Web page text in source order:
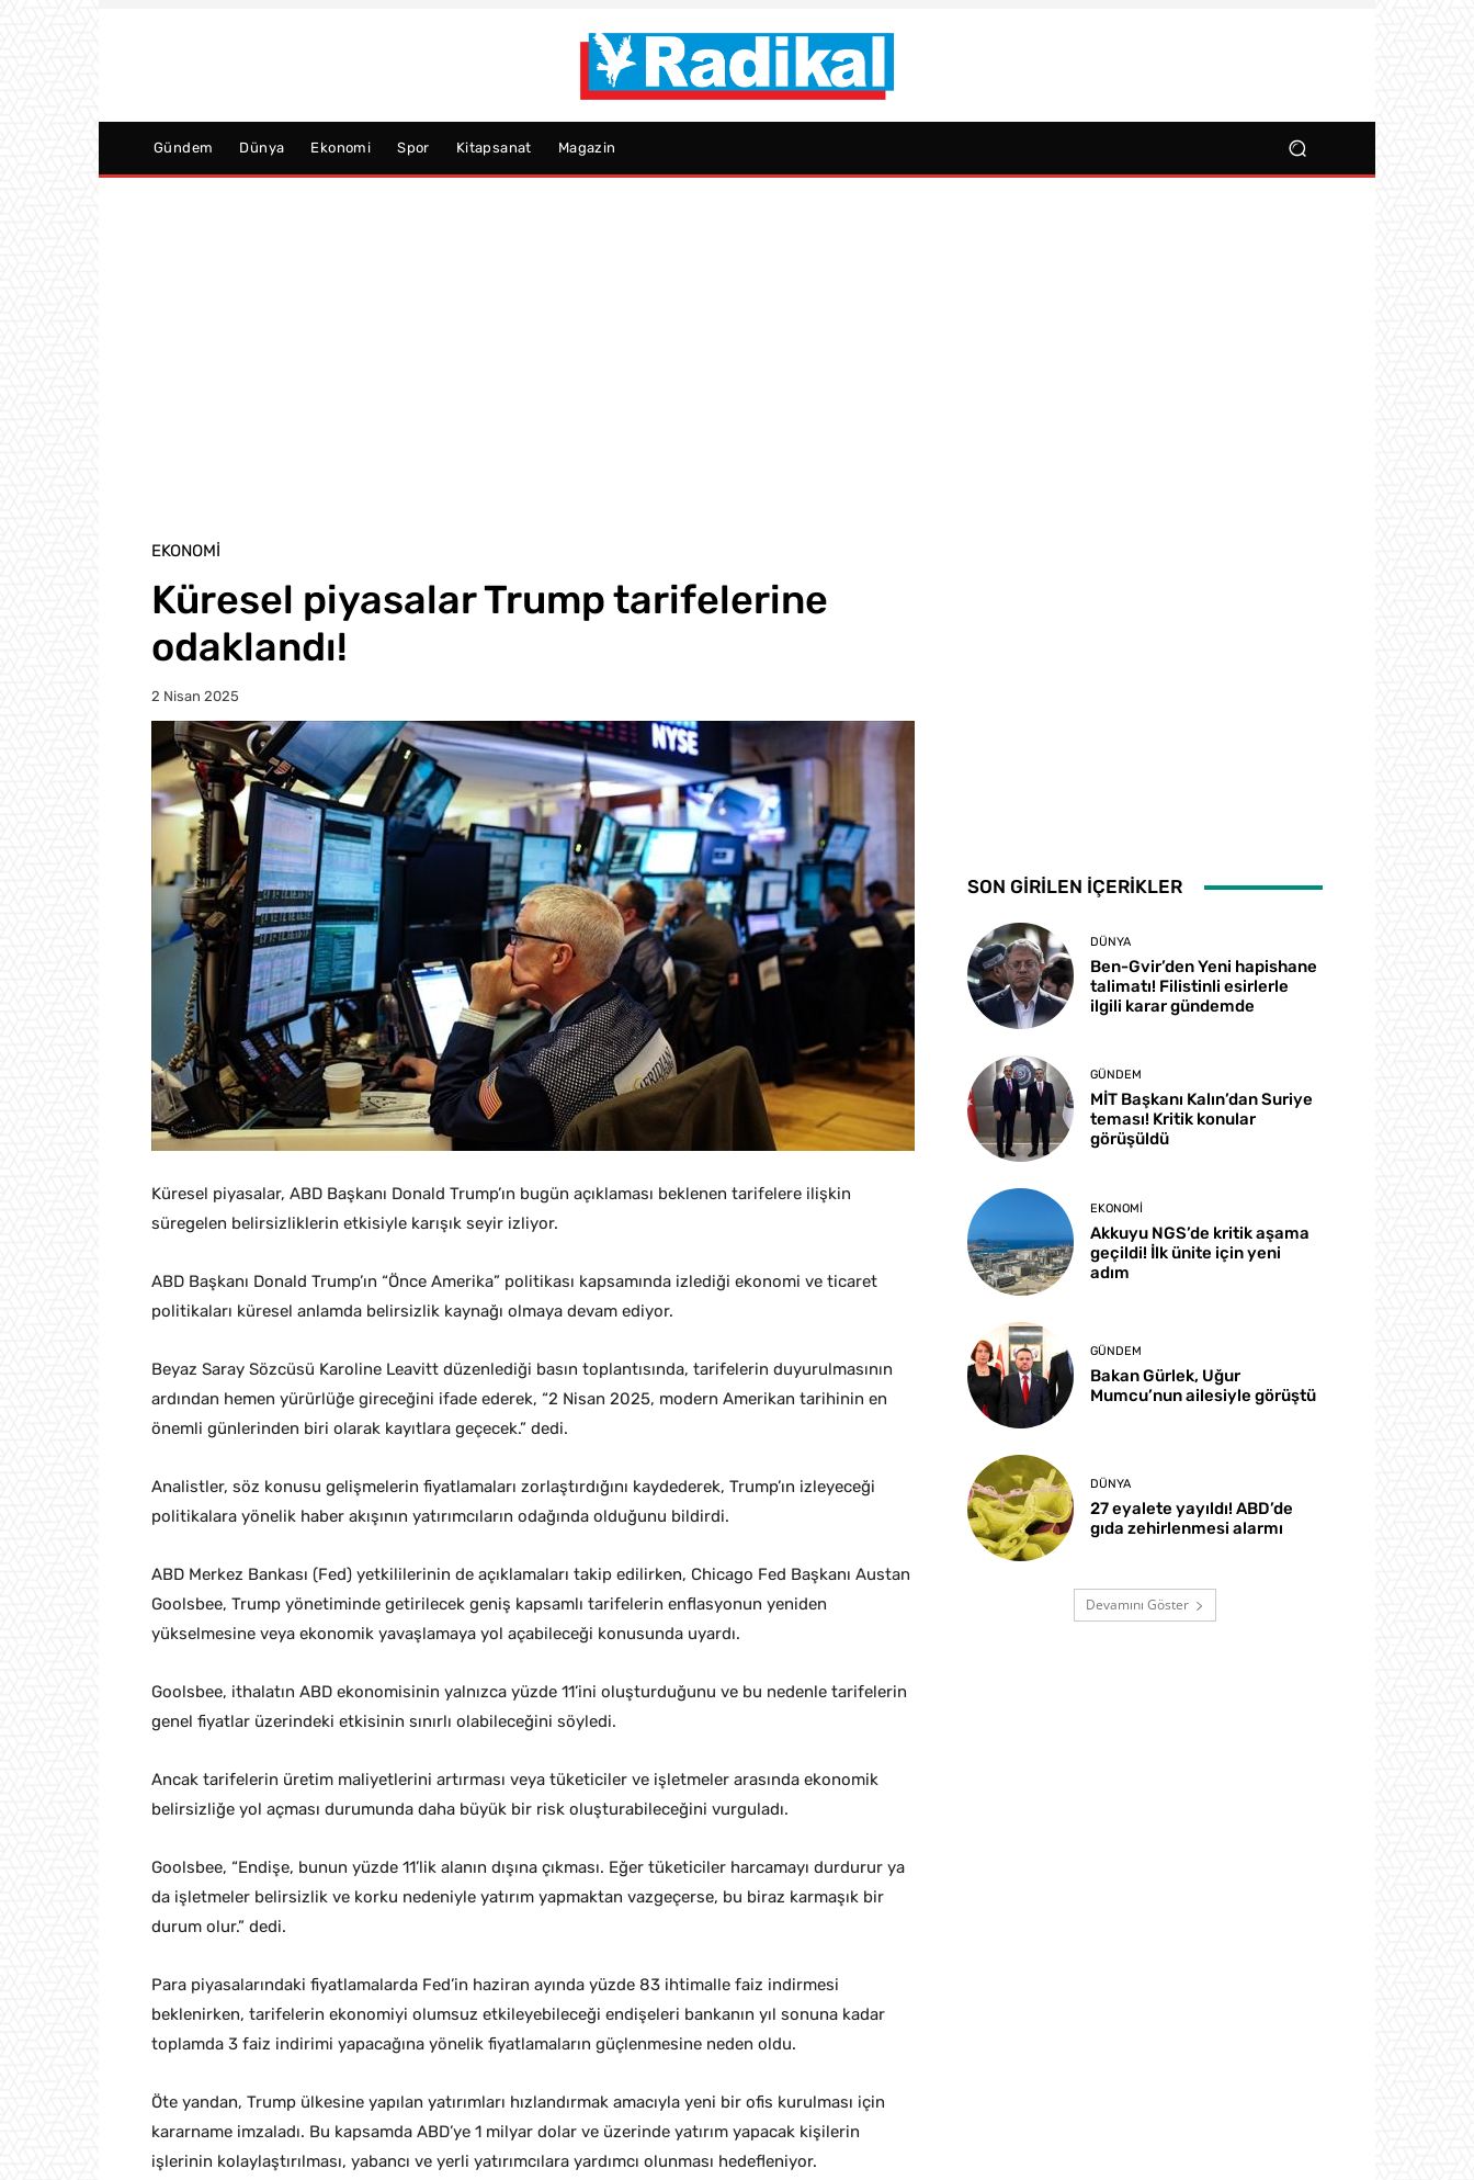
Gündem Dünya Ekonomi Spor Kitapsanat Magazin
EKONOMI
Küresel piyasalar Trump tarifelerine
odaklandı!
2 Nisan 2025
Küresel piyasalar, ABD Başkanı Donald Trump’ın bugün açıklaması beklenen tarifelere ilişkin
süregelen belirsizliklerin etkisiyle karışık seyir izliyor.
ABD Başkanı Donald Trump’ın “Önce Amerika” politikası kapsamında izlediği ekonomi ve ticaret
politikaları küresel anlamda belirsizlik kaynağı olmaya devam ediyor.
Beyaz Saray Sözcüsü Karoline Leavitt düzenlediği basın toplantısında, tarifelerin duyurulmasının
ardından hemen yürürlüğe gireceğini ifade ederek, “2 Nisan 2025, modern Amerikan tarihinin en
önemli günlerinden biri olarak kayıtlara geçecek.” dedi.
Analistler, söz konusu gelişmelerin fiyatlamaları zorlaştırdığını kaydederek, Trump’ın izleyeceği
politikalara yönelik haber akışının yatırımcıların odağında olduğunu bildirdi.
ABD Merkez Bankası (Fed) yetkililerinin de açıklamaları takip edilirken, Chicago Fed Başkanı Austan
Goolsbee, Trump yönetiminde getirilecek geniş kapsamlı tarifelerin enflasyonun yeniden
yükselmesine veya ekonomik yavaşlamaya yol açabileceği konusunda uyardı.
Goolsbee, ithalatın ABD ekonomisinin yalnızca yüzde 11’ini oluşturduğunu ve bu nedenle tarifelerin
genel fiyatlar üzerindeki etkisinin sınırlı olabileceğini söyledi.
Ancak tarifelerin üretim maliyetlerini artırması veya tüketiciler ve işletmeler arasında ekonomik
belirsizliğe yol açması durumunda daha büyük bir risk oluşturabileceğini vurguladı.
Goolsbee, “Endişe, bunun yüzde 11’lik alanın dışına çıkması. Eğer tüketiciler harcamayı durdurur ya
da işletmeler belirsizlik ve korku nedeniyle yatırım yapmaktan vazgeçerse, bu biraz karmaşık bir
durum olur.” dedi.
Para piyasalarındaki fiyatlamalarda Fed’in haziran ayında yüzde 83 ihtimalle faiz indirmesi
beklenirken, tarifelerin ekonomiyi olumsuz etkileyebileceği endişeleri bankanın yıl sonuna kadar
toplamda 3 faiz indirimi yapacağına yönelik fiyatlamaların güçlenmesine neden oldu.
Öte yandan, Trump ülkesine yapılan yatırımları hızlandırmak amacıyla yeni bir ofis kurulması için
kararname imzaladı. Bu kapsamda ABD’ye 1 milyar dolar ve üzerinde yatırım yapacak kişilerin
işlerinin kolaylaştırılması, yabancı ve yerli yatırımcılara yardımcı olunması hedefleniyor.
SON GİRİLEN İÇERİKLER
DÜNYA
Ben-Gvir’den Yeni hapishane
talimatı! Filistinli esirlerle
ilgili karar gündemde
GÜNDEM
MİT Başkanı Kalın’dan Suriye
teması! Kritik konular
görüşüldü
EKONOMI
Akkuyu NGS’de kritik aşama
geçildi! İlk ünite için yeni
adım
GÜNDEM
Bakan Gürlek, Uğur
Mumcu’nun ailesiyle görüştü
DÜNYA
27 eyalete yayıldı! ABD’de
gıda zehirlenmesi alarmı
Devamını Göster